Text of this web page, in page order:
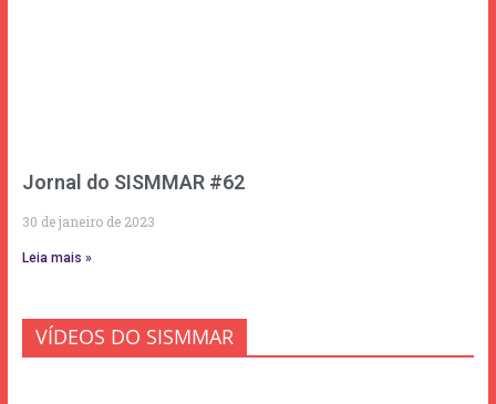
Jornal do SISMMAR #62
30 de janeiro de 2023
Leia mais »
VÍDEOS DO SISMMAR